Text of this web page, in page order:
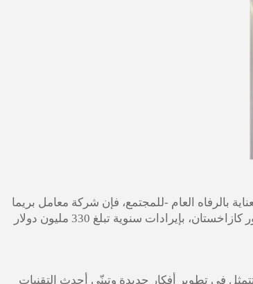
بالرفاه العام -للمجتمع، فإن شركة معامل بريما
كازاخستان، بإيرادات سنوية تبلغ 330 مليون دولار
تتمثل في تطوير أفكار جديدة وتبنّي أحدث التقنيات